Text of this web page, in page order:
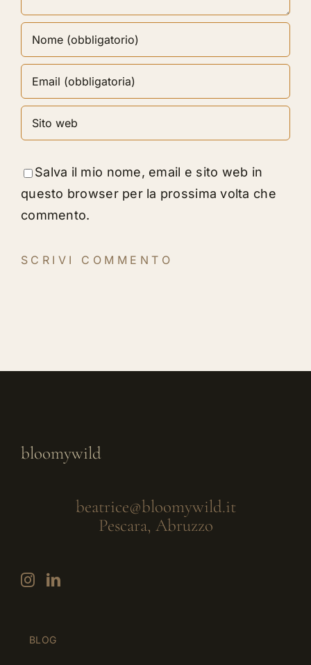
Salva il mio nome, email e sito web in
questo browser per la prossima volta che
commento.
bloomywild
beatrice@bloomywild.it
Pescara, Abruzzo
BLOG